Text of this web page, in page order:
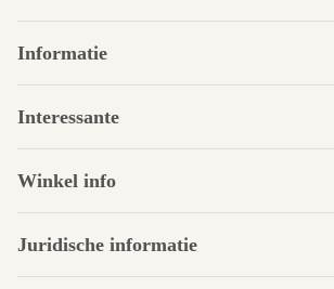
Informatie
Interessante
Winkel info
Juridische informatie